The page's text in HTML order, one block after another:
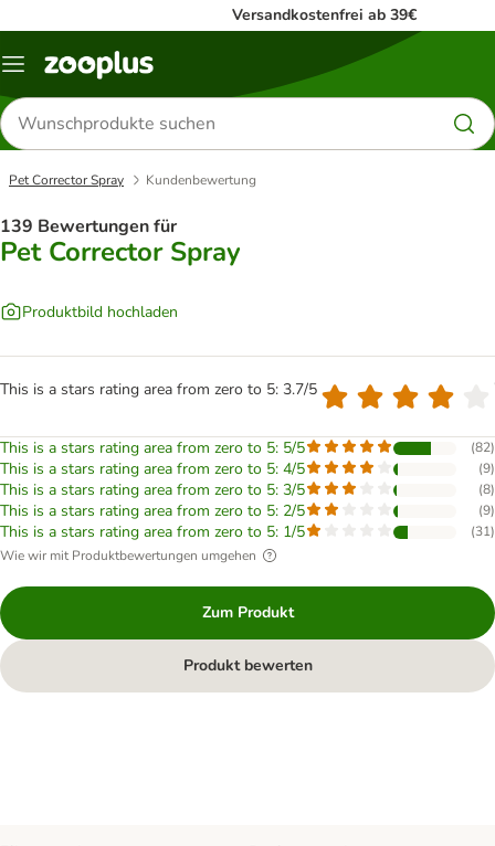
Versandkostenfrei ab 39€
Menü
Produkte
suchen
Pet Corrector Spray Kundenbewertung
139 Bewertungen für
Pet Corrector Spray
Produktbild hochladen
This is a stars rating area from zero to 5: 3.7/5
This is a stars rating area from zero to 5: 5/5 (82)
This is a stars rating area from zero to 5: 4/5 (9)
This is a stars rating area from zero to 5: 3/5 (8)
This is a stars rating area from zero to 5: 2/5 (9)
This is a stars rating area from zero to 5: 1/5 (31)
Wie wir mit Produktbewertungen umgehen
Zum Produkt
Produkt bewerten